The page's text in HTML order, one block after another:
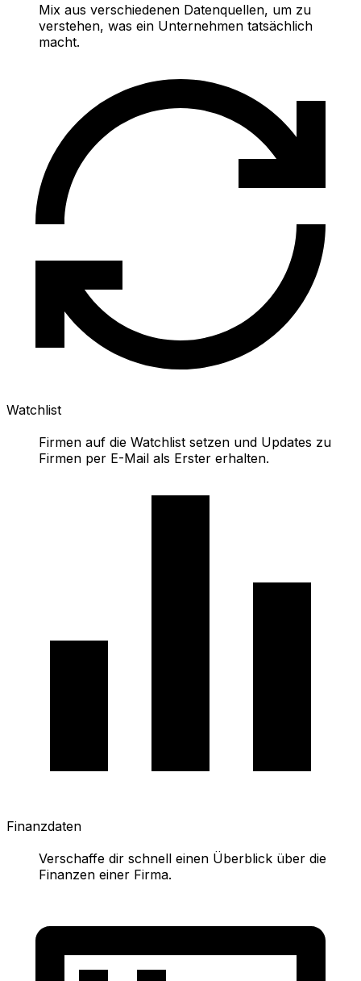
Mix aus verschiedenen Datenquellen, um zu
verstehen, was ein Unternehmen tatsächlich
macht.
Watchlist
Firmen auf die Watchlist setzen und Updates zu
Firmen per E-Mail als Erster erhalten.
Finanzdaten
Verschaffe dir schnell einen Überblick über die
Finanzen einer Firma.